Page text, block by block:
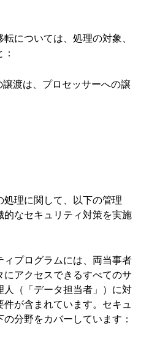
については、処理の対象、
渡は、プロセッサーへの譲
理に関して、以下の管理
なセキュリティ対策を実施
プログラムには、両当事者
アクセスできるすべてのサ
（「データ担当者」）に対
が含まれています。セキュ
分野をカバーしています：